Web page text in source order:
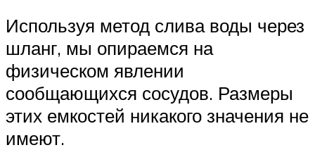
Используя метод слива воды через
шланг, мы опираемся на
физическом явлении
сообщающихся сосудов. Размеры
этих емкостей никакого значения не
имеют.